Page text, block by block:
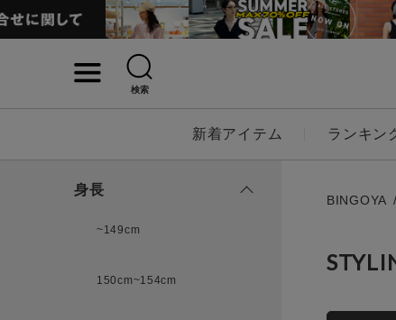
検索
新着アイテム ランキン
キーワード
身長
~149cm
150cm~154cm
BINGOYA